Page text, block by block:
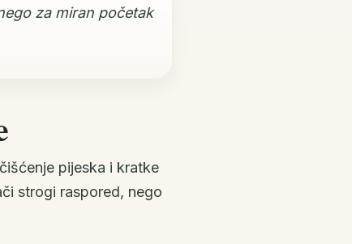
za miran početak
pijeska i kratke
strogi raspored, nego